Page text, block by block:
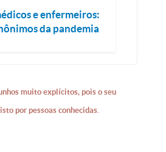
e enfermeiros:
da pandemia
muito explícitos, pois o seu
por pessoas conhecidas.